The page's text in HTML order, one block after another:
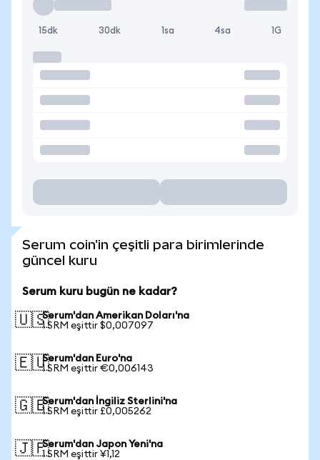
15dk 30dk 1sa 4sa 1G
Serum coin'in çeşitli para birimlerinde
güncel kuru
Serum kuru bugün ne kadar?
🇺🇸Serum'dan Amerikan Doları'na
1 SRM eşittir $0,007097
🇪🇺Serum'dan Euro'na
1 SRM eşittir €0,006143
🇬🇧Serum'dan İngiliz Sterlini'na
1 SRM eşittir £0,005262
🇯🇵Serum'dan Japon Yeni'na
1 SRM eşittir ¥1,12